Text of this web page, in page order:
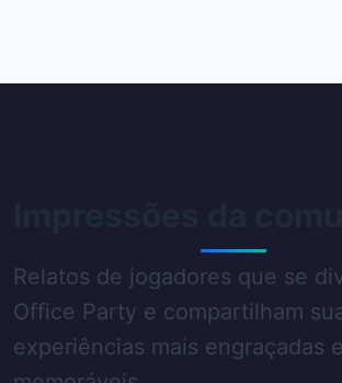
Relatos de jogadores que se
Office Party e compartilham
experiências mais engraçadas e